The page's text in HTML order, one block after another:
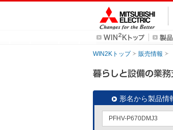
WIN2Kトップ 販売情報
形名から製品情